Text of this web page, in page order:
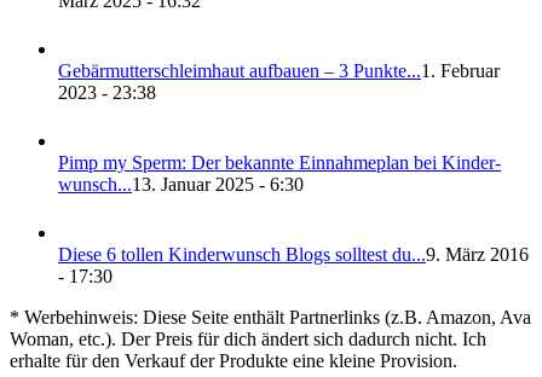
Gebär­mut­ter­schleim­haut auf­bau­en – 3 Punk­te...1. Februar
2023 - 23:38
Pimp my Sperm: Der bekann­te Ein­nah­me­plan bei Kin­der­
wunsch...13. Januar 2025 - 6:30
Die­se 6 tol­len Kin­der­wunsch Blogs soll­test du...9. März 2016
- 17:30
* Werbehinweis: Diese Seite enthält Partnerlinks (z.B. Amazon, Ava
Woman, etc.). Der Preis für dich ändert sich dadurch nicht. Ich
erhalte für den Verkauf der Produkte eine kleine Provision.